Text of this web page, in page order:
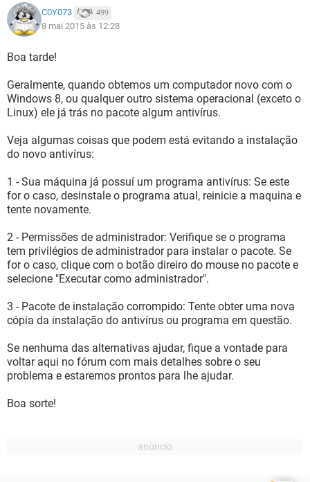
C0Y073 499
8 mai 2015 às 12:28
Boa tarde!
Geralmente, quando obtemos um computador novo com o
Windows 8, ou qualquer outro sistema operacional (exceto o
Linux) ele já trás no pacote algum antivírus.
Veja algumas coisas que podem está evitando a instalação
do novo antivírus:
1 - Sua máquina já possuí um programa antivírus: Se este
for o caso, desinstale o programa atual, reinicie a maquina e
tente novamente.
2 - Permissões de administrador: Verifique se o programa
tem privilégios de administrador para instalar o pacote. Se
for o caso, clique com o botão direiro do mouse no pacote e
selecione "Executar como administrador".
3 - Pacote de instalação corrompido: Tente obter uma nova
cópia da instalação do antivírus ou programa em questão.
Se nenhuma das alternativas ajudar, fique a vontade para
voltar aqui no fórum com mais detalhes sobre o seu
problema e estaremos prontos para lhe ajudar.
Boa sorte!